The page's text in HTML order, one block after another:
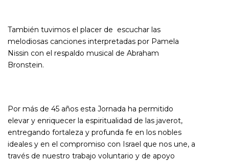
También tuvimos el placer de escuchar las
melodiosas canciones interpretadas por Pamela
Nissin con el respaldo musical de Abraham
Bronstein.
Por más de 45 años esta Jornada ha permitido
elevar y enriquecer la espiritualidad de las javerot,
entregando fortaleza y profunda fe en los nobles
ideales y en el compromiso con Israel que nos une, a
través de nuestro trabajo voluntario y de apoyo